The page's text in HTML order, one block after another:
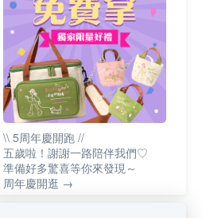
\\ 5周年慶開跑 //
五歲啦！謝謝一路陪伴我們♡
準備好多驚喜等你來發現～
周年慶開逛 →